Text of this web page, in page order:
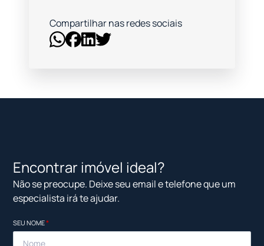
Compartilhar nas redes sociais
Encontrar imóvel ideal?
Não se preocupe. Deixe seu email e telefone que um
especialista irá te ajudar.
SEU NOME*